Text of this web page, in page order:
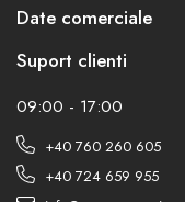
Date comerciale
Suport clienti
09:00 - 17:00
+40 760 260 605
+40 724 659 955